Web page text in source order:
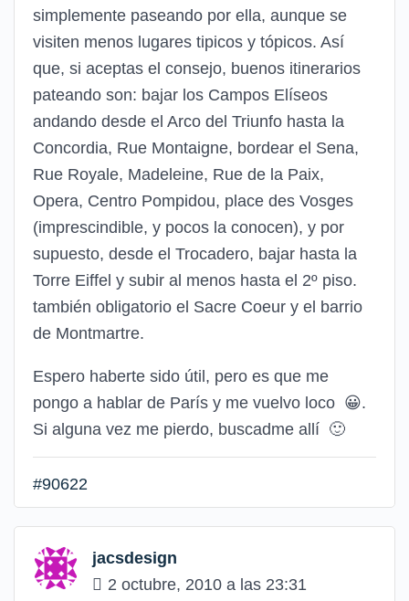
simplemente paseando por ella, aunque se
visiten menos lugares tipicos y tópicos. Así
que, si aceptas el consejo, buenos itinerarios
pateando son: bajar los Campos Elíseos
andando desde el Arco del Triunfo hasta la
Concordia, Rue Montaigne, bordear el Sena,
Rue Royale, Madeleine, Rue de la Paix,
Opera, Centro Pompidou, place des Vosges
(imprescindible, y pocos la conocen), y por
supuesto, desde el Trocadero, bajar hasta la
Torre Eiffel y subir al menos hasta el 2º piso.
también obligatorio el Sacre Coeur y el barrio
de Montmartre.
Espero haberte sido útil, pero es que me
pongo a hablar de París y me vuelvo loco 😀.
Si alguna vez me pierdo, buscadme allí 🙂
#90622
jacsdesign
2 octubre, 2010 a las 23:31